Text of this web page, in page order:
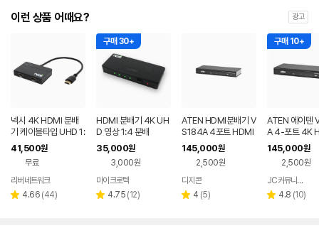
이런 상품 어때요? 광고
넥시 4K HDMI 분배
기 케이블타입 UHD 1:
2
41,500원
무료
리버네트워크
별 4.66 리
(44)
구매 30+
HDMI 분배기 4K UH
D 영상 1:4 분배
35,000원
3,000원
마이크로텍
별 4.75 리
(12)
ATEN HDMI분배기 V
S184A 4포트 HDMI
스플리터
145,000원
2,500원
페이
디지콘
별 4 리
(5)
구매 10+
ATEN 에이텐
A 4-포트 4K
분배기
145,000원
2,500원
JC커뮤니케이션
별 4.8 리
(10)